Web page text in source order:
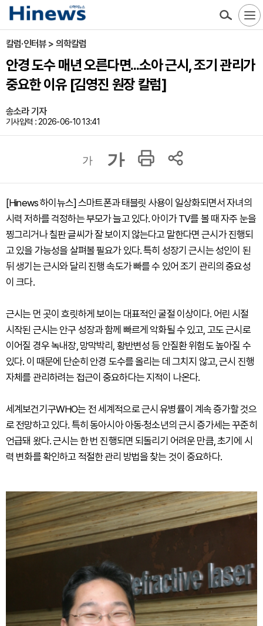
칼럼·인터뷰 > 의학칼럼
안경 도수 매년 오른다면...소아 근시, 조기 관리가
중요한 이유 [김영진 원장 칼럼]
송소라 기자
기사입력 : 2026-06-10 13:41
가 가
[Hinews 하이뉴스] 스마트폰과 태블릿 사용이 일상화되면서 자녀의
시력 저하를 걱정하는 부모가 늘고 있다. 아이가 TV를 볼 때 자주 눈을
찡그리거나 칠판 글씨가 잘 보이지 않는다고 말한다면 근시가 진행되
고 있을 가능성을 살펴볼 필요가 있다. 특히 성장기 근시는 성인이 된
뒤 생기는 근시와 달리 진행 속도가 빠를 수 있어 조기 관리의 중요성
이 크다.
근시는 먼 곳이 흐릿하게 보이는 대표적인 굴절 이상이다. 어린 시절
시작된 근시는 안구 성장과 함께 빠르게 악화될 수 있고, 고도 근시로
이어질 경우 녹내장, 망막박리, 황반변성 등 안질환 위험도 높아질 수
있다. 이 때문에 단순히 안경 도수를 올리는 데 그치지 않고, 근시 진행
자체를 관리하려는 접근이 중요하다는 지적이 나온다.
세계보건기구WHO는 전 세계적으로 근시 유병률이 계속 증가할 것으
로 전망하고 있다. 특히 동아시아 아동·청소년의 근시 증가세는 꾸준히
언급돼 왔다. 근시는 한 번 진행되면 되돌리기 어려운 만큼, 초기에 시
력 변화를 확인하고 적절한 관리 방법을 찾는 것이 중요하다.